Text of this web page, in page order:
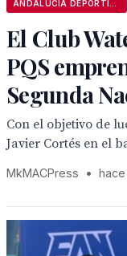
El Club
PQS
Segunda
Con el objetivo de
Javier Cortés en el
MkMACPress • hace